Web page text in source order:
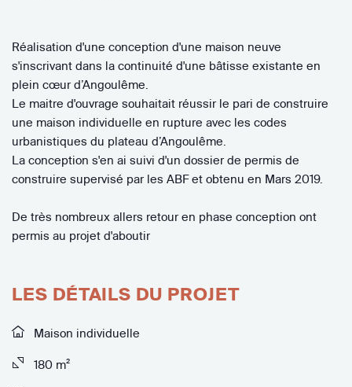
Réalisation d'une conception d'une maison neuve
s'inscrivant dans la continuité d'une bâtisse existante en
plein cœur d’Angoulême.
Le maitre d'ouvrage souhaitait réussir le pari de construire
une maison individuelle en rupture avec les codes
urbanistiques du plateau d’Angoulême.
La conception s'en ai suivi d'un dossier de permis de
construire supervisé par les ABF et obtenu en Mars 2019.
De très nombreux allers retour en phase conception ont
permis au projet d'aboutir
LES DÉTAILS DU PROJET
Maison individuelle
180 m²